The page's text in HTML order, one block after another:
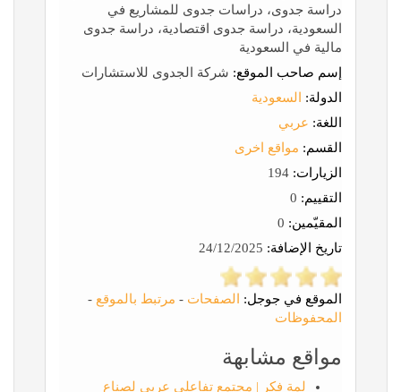
دراسة جدوى، دراسات جدوى للمشاريع في
السعودية، دراسة جدوى اقتصادية، دراسة جدوى
مالية في السعودية
إسم صاحب الموقع: شركة الجدوى للاستشارات
الدولة:
السعودية
اللغة: عربي
القسم: مواقع اخرى
الزيارات:
التقييم:
المقيّمين:
تاريخ الإضافة:
الموقع في جوجل: الصفحات - مرتبط بالموقع -
المحفوظات
مواقع مشابهة
لمة فكر | مجتمع تفاعلي عربي لصناع